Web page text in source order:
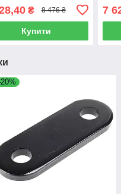
₴ 8 476 ₴
Купити
7